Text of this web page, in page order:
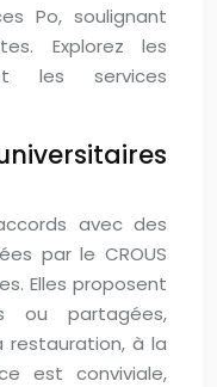
Po, soulignant
Explorez les
les services
avec des
par le CROUS
Elles proposent
ou partagées,
à la
est conviviale,